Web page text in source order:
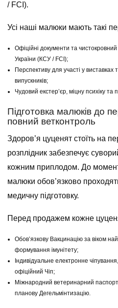
/ FCI).
Усі наші малюки мають такі
Офіційні документи та чистокровний
України (КСУ / FCI);
Перспективу для участі у виставках
випускників;
Чудовий екстер’єр, міцну психіку
Підготовка малюків до
повний ветконтроль
Здоров’я цуценят стоїть на
розплідник забезпечує
кожним приплодом. До моменту
малюки обов’язково
медичну підготовку.
Перед продажем кожне
Обов’язкову Вакцинацію за віком
формування імунітету;
Індивідуальне електронне
офіційний Чіп;
Міжнародний ветеринарний паспорт
планову Дегельмінтизацію.